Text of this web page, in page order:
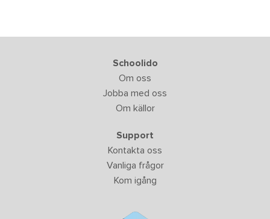
Schoolido
Om oss
Jobba med oss
Om källor
Support
Kontakta oss
Vanliga frågor
Kom igång